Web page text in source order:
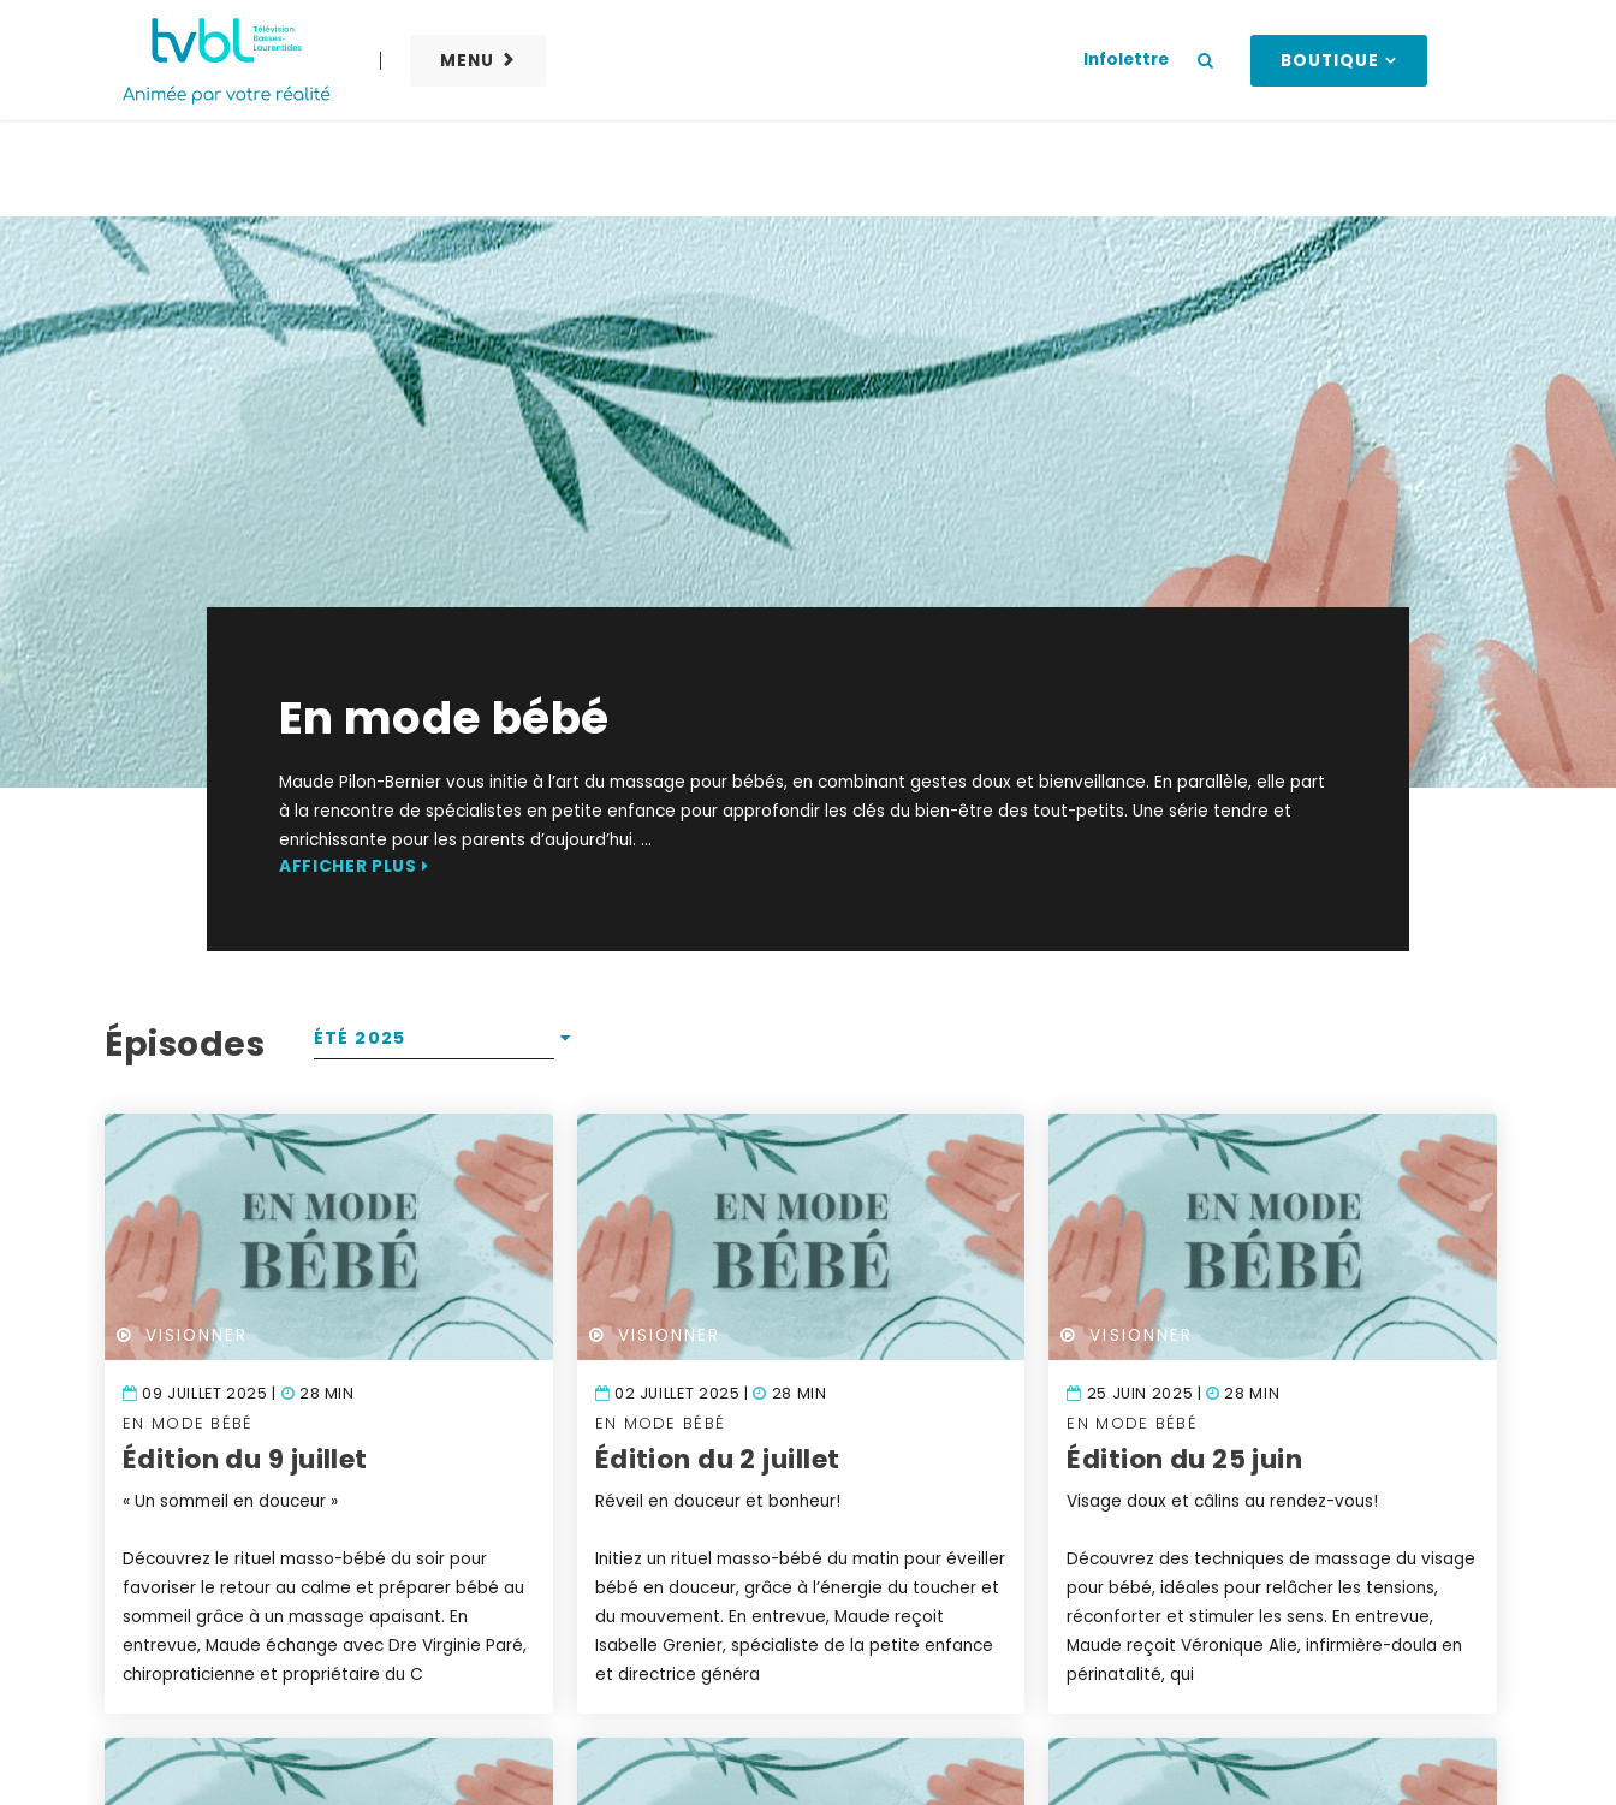
MENU Infolettre BOUTIQUE
En mode bébé
Maude Pilon-Bernier vous initie à l’art du massage pour bébés, en combinant gestes doux et bienveillance. En parallèle, elle part
à la rencontre de spécialistes en petite enfance pour approfondir les clés du bien-être des tout-petits. Une série tendre et
enrichissante pour les parents d’aujourd’hui. ...
AFFICHER PLUS
Épisodes ÉTÉ 2025
VISIONNER
09 JUILLET 2025 | 28 MIN
EN MODE BÉBÉ
Édition du 9 juillet
« Un sommeil en douceur »
Découvrez le rituel masso-bébé du soir pour
favoriser le retour au calme et préparer bébé au
sommeil grâce à un massage apaisant. En
entrevue, Maude échange avec Dre Virginie Paré,
chiropraticienne et propriétaire du C
VISIONNER
02 JUILLET 2025 | 28 MIN
EN MODE BÉBÉ
Édition du 2 juillet
Réveil en douceur et bonheur!
Initiez un rituel masso-bébé du matin pour éveiller
bébé en douceur, grâce à l’énergie du toucher et
du mouvement. En entrevue, Maude reçoit
Isabelle Grenier, spécialiste de la petite enfance
et directrice généra
VISIONNER
25 JUIN 2025 | 28 MIN
EN MODE BÉBÉ
Édition du 25 juin
Visage doux et câlins au rendez-vous!
Découvrez des techniques de massage du visage
pour bébé, idéales pour relâcher les tensions,
réconforter et stimuler les sens. En entrevue,
Maude reçoit Véronique Alie, infirmière-doula en
périnatalité, qui